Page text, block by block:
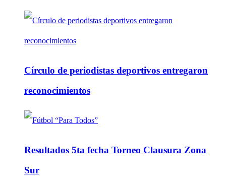
Círculo de periodistas deportivos entregaron
reconocimientos
Resultados 5ta fecha Torneo Clausura Zona
Sur